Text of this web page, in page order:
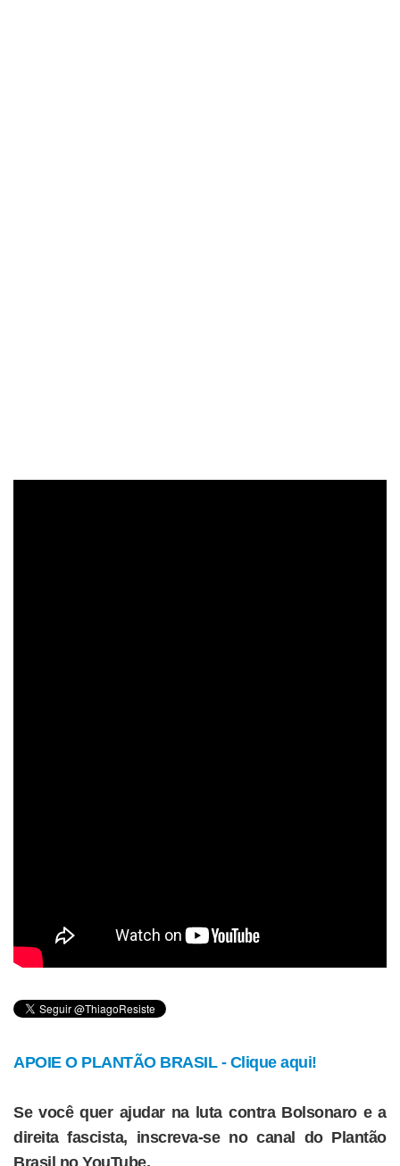
APOIE O PLANTÃO BRASIL - Clique aqui!
Se você quer ajudar na luta contra Bolsonaro e a
direita fascista, inscreva-se no canal do Plantão